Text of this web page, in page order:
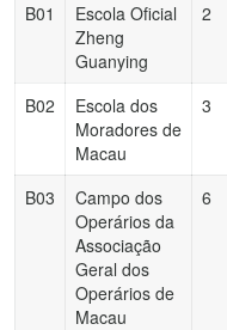
B01
Escola Oficial
Zheng
Guanying
2
B02
Escola dos
Moradores de
Macau
3
B03
Campo dos
Operários da
Associação
Geral dos
Operários de
Macau
6